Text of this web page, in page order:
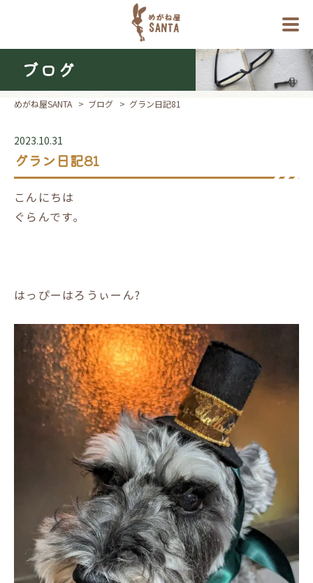
ブログ
めがね屋SANTA > ブログ > グラン日記81
2023.10.31
グラン日記81
こんにちは
ぐらんです｡
はっぴーはろうぃーん?